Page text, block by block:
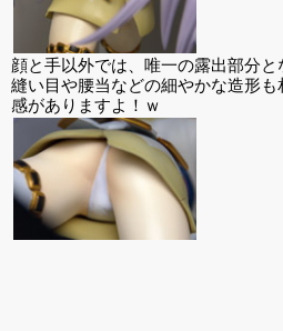
顔と手以外では、唯一の露出部分と
縫い目や腰当などの細やかな造形
感がありますよ！ｗ